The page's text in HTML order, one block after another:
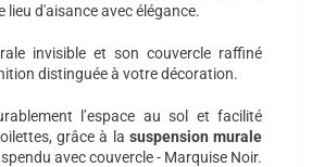
lieu d'aisance avec élégance.
invisible et son couvercle raffiné
distinguée à votre décoration.
l’espace au sol et facilité
grâce à la suspension murale
avec couvercle - Marquise Noir.